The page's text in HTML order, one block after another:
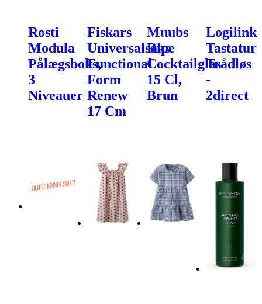
Rosti
Modula
Pålægsboks,
3
Niveauer
Fiskars
Universalsaks
Functional
Form
Renew
17 Cm
Muubs
Ripe
Cocktailglas
15 Cl,
Brun
Logilink
Tastatur
Trådløs
-
2direct